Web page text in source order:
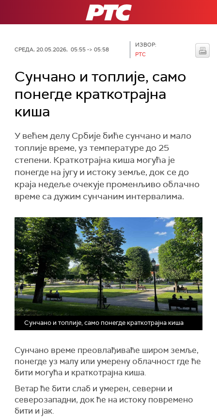
РТС
СРЕДА, 20.05.2026, 05:55 -> 05:58
ИЗВОР:
РТС
Сунчано и топлије, само
понегде краткотрајна
киша
У већем делу Србије биће сунчано и мало
топлије време, уз температуре до 25
степени. Краткотрајна киша могућа је
понегде на југу и истоку земље, док се до
краја недеље очекује променљиво облачно
време са дужим сунчаним интервалима.
Сунчано и топлије, само понегде краткотрајна киша
Сунчано време преовлађиваће широм земље,
понегде уз малу или умерену облачност где ће
бити могућа и краткотрајна киша.
Ветар ће бити слаб и умерен, северни и
северозападни, док ће на истоку повремено
бити и јак.